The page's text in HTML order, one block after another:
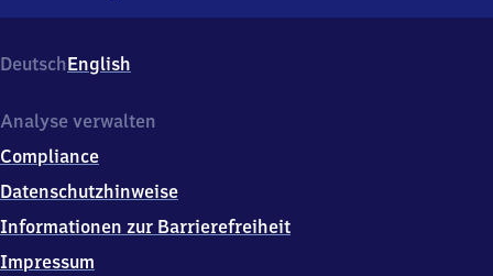
Angermünde),
Bahnhofstraße
1
2
7
Angermünde-
Wilmersdorf
DeutschEnglish
Analyse verwalten
Compliance
Datenschutzhinweise
Informationen zur Barrierefreiheit
Impressum